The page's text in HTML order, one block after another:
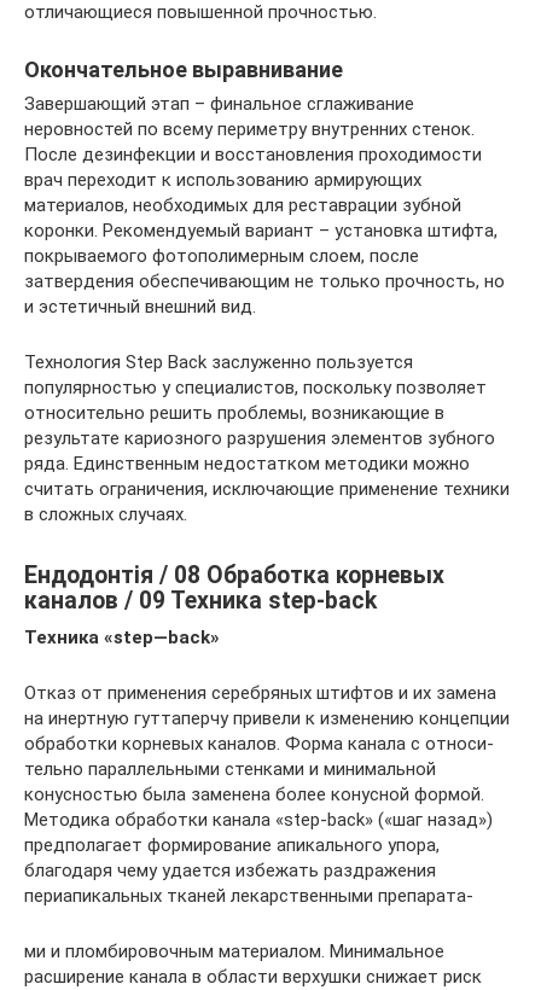
отличающиеся повышенной прочностью.
Окончательное выравнивание
Завершающий этап – финальное сглаживание
неровностей по всему периметру внутренних стенок.
После дезинфекции и восстановления проходимости
врач переходит к использованию армирующих
материалов, необходимых для реставрации зубной
коронки. Рекомендуемый вариант – установка штифта,
покрываемого фотополимерным слоем, после
затвердения обеспечивающим не только прочность, но
и эстетичный внешний вид.
Технология Step Back заслуженно пользуется
популярностью у специалистов, поскольку позволяет
относительно решить проблемы, возникающие в
результате кариозного разрушения элементов зубного
ряда. Единственным недостатком методики можно
считать ограничения, исключающие применение техники
в сложных случаях.
Ендодонтія / 08 Обработка корневых
каналов / 09 Техника step-back
Техника «step—back»
Отказ от применения серебряных штиф­тов и их замена
на инертную гуттаперчу при­вели к изменению концепции
обработки корневых каналов. Форма канала с относи­
тельно параллельными стенками и мини­мальной
конусностью была заменена более конусной формой.
Методика обработки ка­нала «step-back» («шаг назад»)
предполагает формирование апикального упора,
благодаря чему удается избежать раздражения
периапикальных тканей лекарственными препарата-
ми и пломбировочным материалом. Мини­мальное
расширение канала в области вер­хушки снижает риск